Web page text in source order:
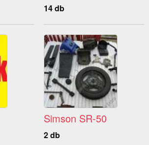
14 db
Simson SR-50
2 db